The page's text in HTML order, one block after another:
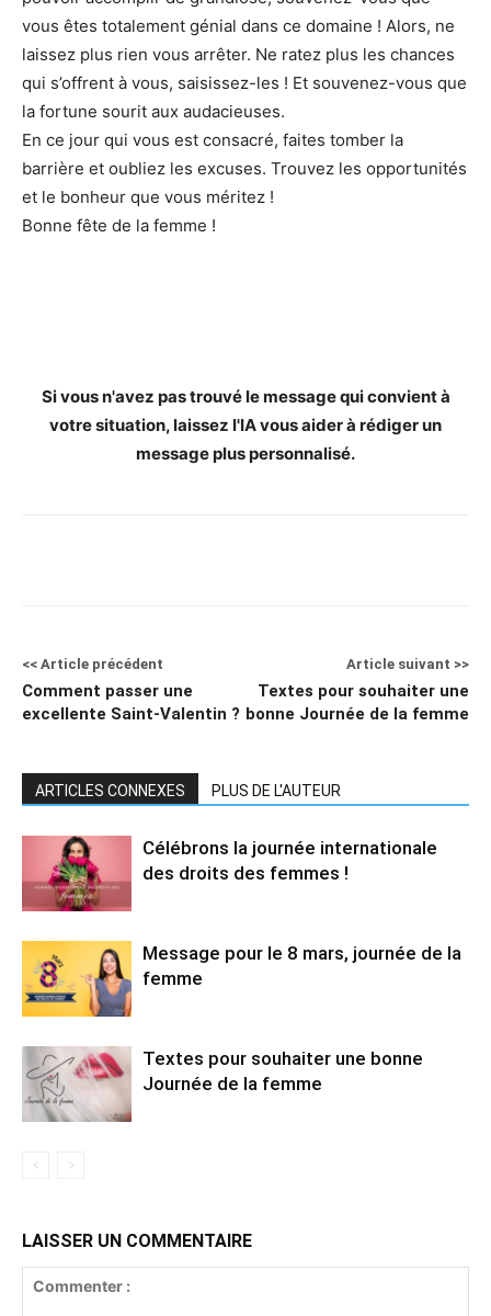
vous êtes totalement génial dans ce domaine ! Alors, ne
laissez plus rien vous arrêter. Ne ratez plus les chances
qui s’offrent à vous, saisissez-les ! Et souvenez-vous que
la fortune sourit aux audacieuses.
En ce jour qui vous est consacré, faites tomber la
barrière et oubliez les excuses. Trouvez les opportunités
et le bonheur que vous méritez !
Bonne fête de la femme !
Si vous n'avez pas trouvé le message qui convient à
votre situation, laissez l'IA vous aider à rédiger un
message plus personnalisé.
<< Article précédent
Comment passer une
excellente Saint-Valentin ?
Article suivant >>
Textes pour souhaiter une
bonne Journée de la femme
ARTICLES CONNEXES PLUS DE L'AUTEUR
Célébrons la journée internationale
des droits des femmes !
Message pour le 8 mars, journée de la
femme
Textes pour souhaiter une bonne
Journée de la femme
LAISSER UN COMMENTAIRE